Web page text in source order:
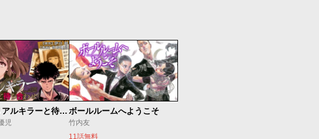
今夜もシリアルキラーと待ち合わせ
児
ボールルームへようこそ
竹内友
11話無料